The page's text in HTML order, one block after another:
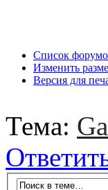
Список
Изменить
Версия для
Тема: